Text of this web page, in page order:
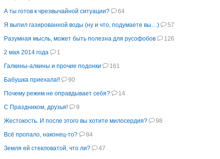
А ты готов к чрезвычайной ситуации?
64
Я выпил газированной воды (ну и что, подумаете вы…)
57
Разумная мысль, может быть полезна для русофобов
126
2 мая 2014 года
1
Галкины-алкины и прочие подонки
161
Бабушка приехала!!
90
Почему режим не оправдывает себя?
14
С Праздником, друзья!
9
Жестокость. И после этого вы хотите милосердия?
98
Всё пропало, наконец-то?
84
Земля ей стекловатой, что ли?
47